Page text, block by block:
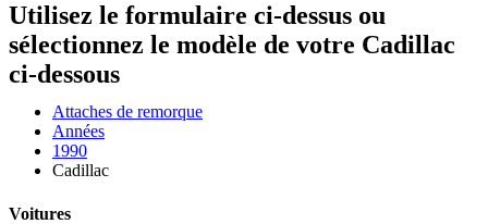
Utilisez le formulaire ci-dessus ou
sélectionnez le modèle de votre Cadillac
ci-dessous
Attaches de remorque
Années
1990
Cadillac
Voitures